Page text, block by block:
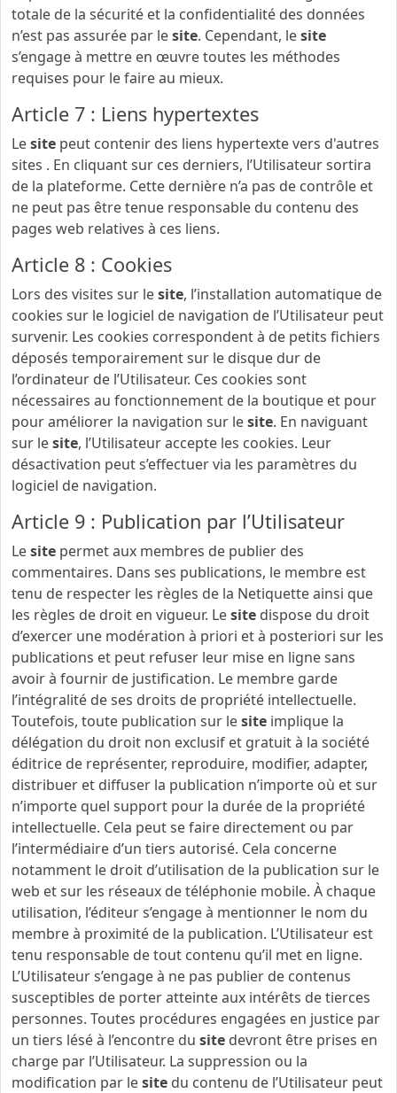
totale de la sécurité et la confidentialité des données
n’est pas assurée par lesite. Cependant, lesite
s’engage à mettre en œuvre toutes les méthodes
requises pour le faire au mieux.
Article 7 : Liens hypertextes
Lesite peut contenir des liens hypertexte vers d'autres
sites . En cliquant sur ces derniers, l’Utilisateur sortira
de la plateforme. Cette dernière n’a pas de contrôle et
ne peut pas être tenue responsable du contenu des
pages web relatives à ces liens.
Article 8 : Cookies
Lors des visites sur lesite, l’installation automatique de
cookies sur le logiciel de navigation de l’Utilisateur peut
survenir. Les cookies correspondent à de petits fichiers
déposés temporairement sur le disque dur de
l’ordinateur de l’Utilisateur. Ces cookies sont
nécessaires au fonctionnement de la boutique et pour
pour améliorer la navigation sur lesite. En naviguant
sur lesite, l’Utilisateur accepte les cookies. Leur
désactivation peut s’effectuer via les paramètres du
logiciel de navigation.
Article 9 : Publication par l’Utilisateur
Lesite permet aux membres de publier des
commentaires. Dans ses publications, le membre est
tenu de respecter les règles de la Netiquette ainsi que
les règles de droit en vigueur. Lesite dispose du droit
d’exercer une modération à priori et à posteriori sur les
publications et peut refuser leur mise en ligne sans
avoir à fournir de justification. Le membre garde
l’intégralité de ses droits de propriété intellectuelle.
Toutefois, toute publication sur lesite implique la
délégation du droit non exclusif et gratuit à la société
éditrice de représenter, reproduire, modifier, adapter,
distribuer et diffuser la publication n’importe où et sur
n’importe quel support pour la durée de la propriété
intellectuelle. Cela peut se faire directement ou par
l’intermédiaire d’un tiers autorisé. Cela concerne
notamment le droit d’utilisation de la publication sur le
web et sur les réseaux de téléphonie mobile. À chaque
utilisation, l’éditeur s’engage à mentionner le nom du
membre à proximité de la publication. L’Utilisateur est
tenu responsable de tout contenu qu’il met en ligne.
L’Utilisateur s’engage à ne pas publier de contenus
susceptibles de porter atteinte aux intérêts de tierces
personnes. Toutes procédures engagées en justice par
un tiers lésé à l’encontre du site devront être prises en
charge par l’Utilisateur. La suppression ou la
modification par lesite du contenu de l’Utilisateur peut